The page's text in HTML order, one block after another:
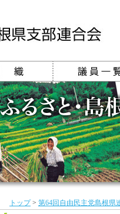
トップ> 第64回自由民主党島根県